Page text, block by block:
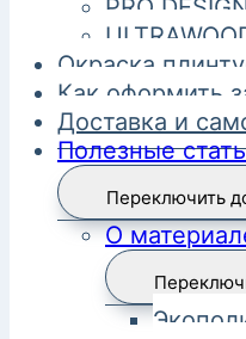
PRO
Окраска
Как оформить
Доставка и
Полезные
Переключить
О